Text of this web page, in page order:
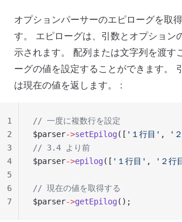
オプションパーサーのエピローグを取
す。 エピローグは、引数とオプション
示されます。 配列または文字列を渡す
ーグの値を設定することができます。
は現在の値を返します。 :
// 一度に複数行を設定
$parser->setEpilog ([ '１行目' , '
// 3.4 より前
$parser->epilog ([ '１行目' , '２行
// 現在の値を取得する
$parser->getEpilog ();
1
2
3
4
5
6
7